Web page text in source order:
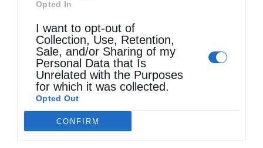
Opted In
I want to opt-out of
Collection, Use, Retention,
Sale, and/or Sharing of my
Personal Data that Is
Unrelated with the Purposes
for which it was collected.
Opted Out
CONFIRM
Ο Οικουμενικός Πατριάρχης στο πανηγυρίζον
Μετόχι του Αγίου Παντελεήμονος στον Γαλατά
Δημητριάδος Ιγνάτιος: «Να φτάσουμε
προετοιμασμένοι στο Πάσχα του καλοκαιριού»